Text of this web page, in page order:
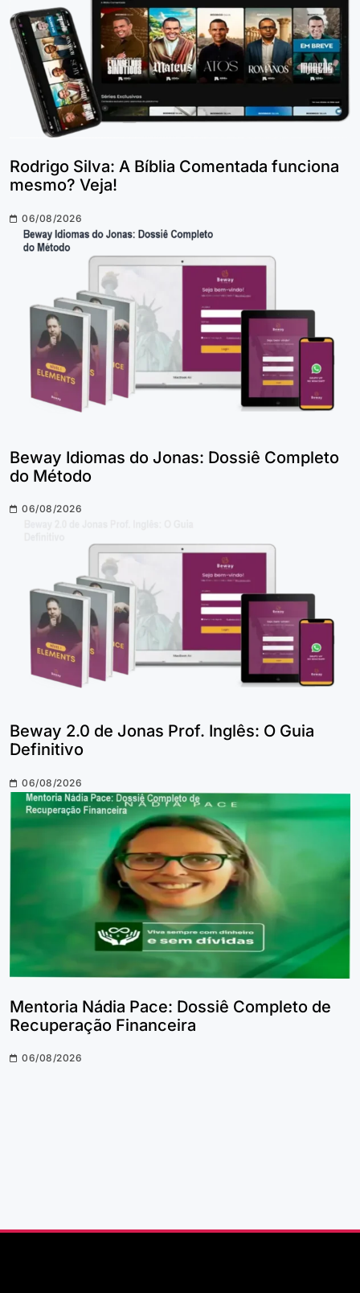
Rodrigo Silva: A Bíblia Comentada funciona
mesmo? Veja!
06/08/2026
Beway Idiomas do Jonas: Dossiê Completo
do Método
06/08/2026
Beway 2.0 de Jonas Prof. Inglês: O Guia
Definitivo
06/08/2026
Mentoria Nádia Pace: Dossiê Completo de
Recuperação Financeira
06/08/2026